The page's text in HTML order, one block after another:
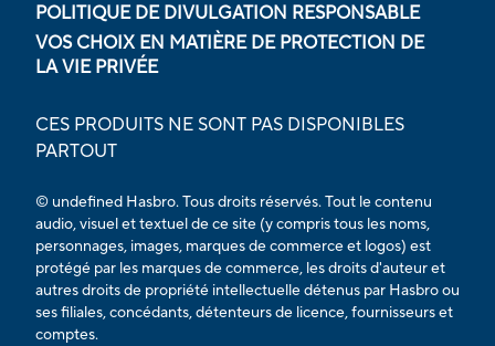
POLITIQUE DE DIVULGATION RESPONSABLE
VOS CHOIX EN MATIÈRE DE PROTECTION DE
LA VIE PRIVÉE
CES PRODUITS NE SONT PAS DISPONIBLES
PARTOUT
© undefined Hasbro. Tous droits réservés. Tout le contenu
audio, visuel et textuel de ce site (y compris tous les noms,
personnages, images, marques de commerce et logos) est
protégé par les marques de commerce, les droits d'auteur et
autres droits de propriété intellectuelle détenus par Hasbro ou
ses filiales, concédants, détenteurs de licence, fournisseurs et
comptes.